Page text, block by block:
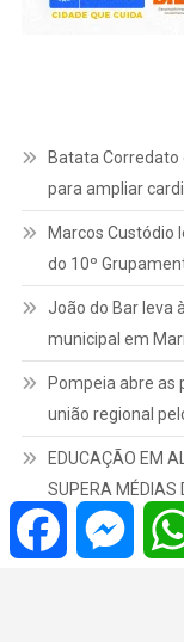
Batata Corredato
para ampliar
Marcos Custódio
do 10º
João do Bar leva
municipal em
Pompeia abre as
união regional
EDUCAÇÃO EM
SUPERA MÉDIAS
Facebook